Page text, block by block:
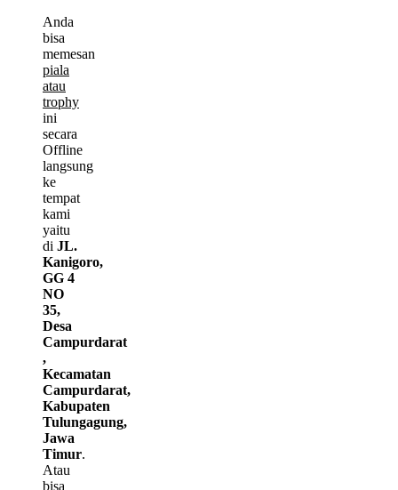
Anda
bisa
memesan
piala
atau
trophy
ini
secara
Offline
langsung
ke
tempat
kami
yaitu
di JL.
Kanigoro,
GG 4
NO
35,
Desa
Campurdarat
,
Kecamatan
Campurdarat,
Kabupaten
Tulungagung,
Jawa
Timur.
Atau
bisa